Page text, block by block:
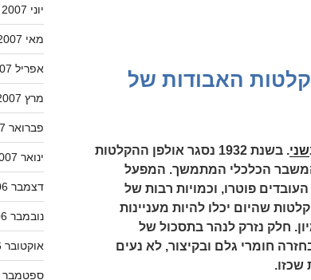
האבודות של
שני
. בשנת 1932 נסגר אולפן ההקלטות
הכלכלי המתמשך. המפעל
פוטרו, וכמויות רבות של
שהיום יכלו להיות מעניינות
חלק נזרק לנהר בתסכול של
חומרי גלם ובקיצור, לא נעים
יוני 2007
מאי 2007
אפריל 2007
מרץ 2007
פברואר 2007
ינואר 2007
דצמבר 2006
נובמבר 2006
אוקטובר 2006
ספטמבר 2006